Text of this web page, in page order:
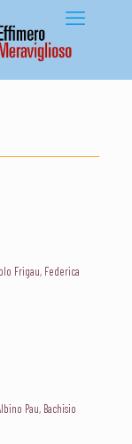
Frigau, Federica
Pau, Bachisio